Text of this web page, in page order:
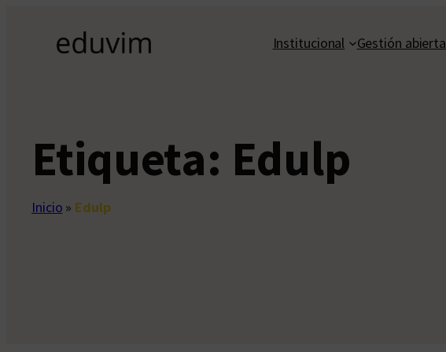
contenido
Institucional Gestión abierta
Etiqueta: Edulp
Inicio » Edulp